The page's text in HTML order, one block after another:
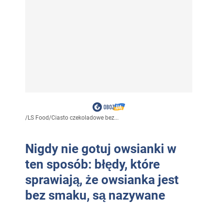
/LS Food/Ciasto czekoladowe bez...
Nigdy nie gotuj owsianki w
ten sposób: błędy, które
sprawiają, że owsianka jest
bez smaku, są nazywane